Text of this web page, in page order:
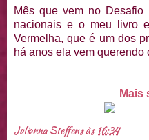
Mês que vem no
nacionais e o meu livro
Vermelha, que é um dos
há anos ela vem querendo
Mais
Julianna Steffensàs 16:34